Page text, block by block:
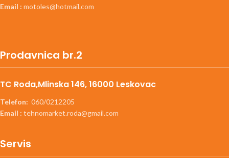
Email : motoles@hotmail.com
Prodavnica br.2
TC Roda,Mlinska 146, 16000 Leskovac
Telefon: 060/0212205
Email : tehnomarket.roda@gmail.com
Servis